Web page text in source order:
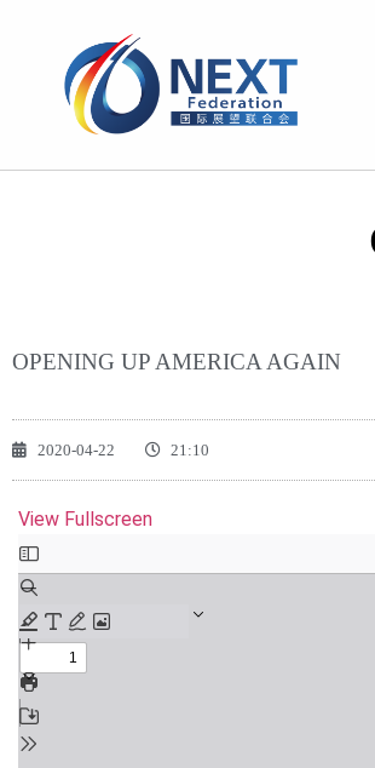
OPENING UP AMERICA AGAIN
2020-04-22 21:10
View Fullscreen